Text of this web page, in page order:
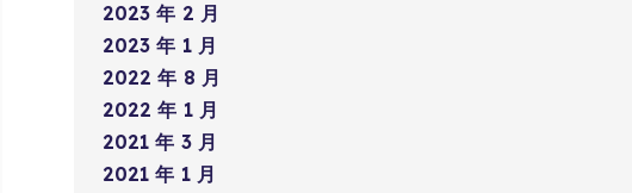
2023 年 2 月
2023 年 1 月
2022 年 8 月
2022 年 1 月
2021 年 3 月
2021 年 1 月